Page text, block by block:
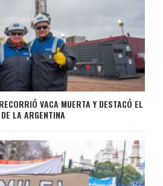
VACA MUERTA Y DESTACÓ EL
LA ARGENTINA